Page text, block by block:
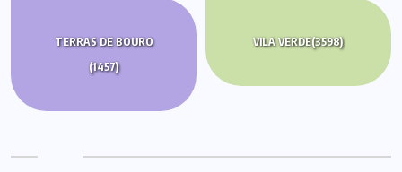
TERRAS DE BOURO
(1457)
VILA VERDE(3598)